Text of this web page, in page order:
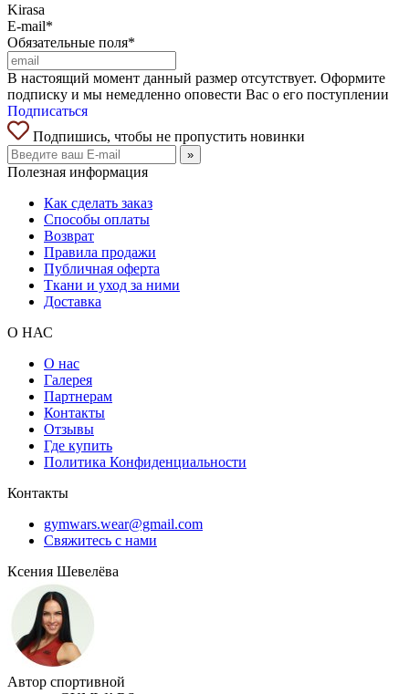
Kirasa
E-mail*
Обязательные поля*
В настоящий момент данный размер отсутствует. Оформите
подписку и мы немедленно оповести Вас о его поступлении
Подписаться
Подпишись, чтобы не пропустить новинки
»
Полезная информация
Как сделать заказ
Способы оплаты
Возврат
Правила продажи
Публичная оферта
Ткани и уход за ними
Доставка
О НАС
О нас
Галерея
Партнерам
Контакты
Отзывы
Где купить
Политика Конфиденциальности
Контакты
gymwars.wear@gmail.com
Свяжитесь с нами
Ксения Шевелёва
Автор спортивной